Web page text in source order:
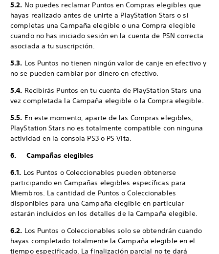
5.2. No puedes reclamar Puntos en Compras elegibles que
hayas realizado antes de unirte a PlayStation Stars o si
completas una Campaña elegible o una Compra elegible
cuando no has iniciado sesión en la cuenta de PSN correcta
asociada a tu suscripción.
5.3. Los Puntos no tienen ningún valor de canje en efectivo y
no se pueden cambiar por dinero en efectivo.
5.4. Recibirás Puntos en tu cuenta de PlayStation Stars una
vez completada la Campaña elegible o la Compra elegible.
5.5. En este momento, aparte de las Compras elegibles,
PlayStation Stars no es totalmente compatible con ninguna
actividad en la consola PS3 o PS Vita.
6. Campañas elegibles
6.1. Los Puntos o Coleccionables pueden obtenerse
participando en Campañas elegibles específicas para
Miembros. La cantidad de Puntos o Coleccionables
disponibles para una Campaña elegible en particular
estarán incluidos en los detalles de la Campaña elegible.
6.2. Los Puntos o Coleccionables solo se obtendrán cuando
hayas completado totalmente la Campaña elegible en el
tiempo especificado. La finalización parcial no te dará